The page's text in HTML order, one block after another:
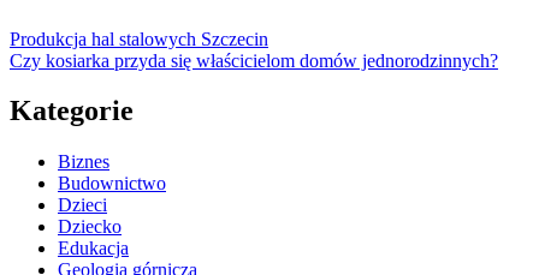
Produkcja hal stalowych Szczecin
Czy kosiarka przyda się właścicielom domów jednorodzinnych?
Kategorie
Biznes
Budownictwo
Dzieci
Dziecko
Edukacja
Geologia górnicza